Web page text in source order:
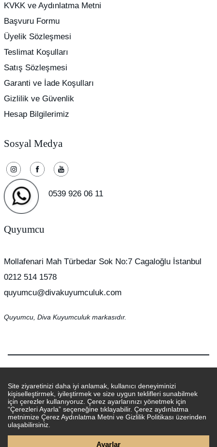
KVKK ve Aydınlatma Metni
Başvuru Formu
Üyelik Sözleşmesi
Teslimat Koşulları
Satış Sözleşmesi
Garanti ve İade Koşulları
Gizlilik ve Güvenlik
Hesap Bilgilerimiz
Sosyal Medya
0539 926 06 11
Quyumcu
Mollafenari Mah Türbedar Sok No:7 Cagaloğlu İstanbul
0212 514 1578
quyumcu@divakuyumculuk.com
Quyumcu, Diva Kuyumculuk markasıdır.